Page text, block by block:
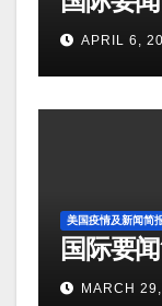
APRIL 6,
美国疫情及新闻简
国际要
MARCH